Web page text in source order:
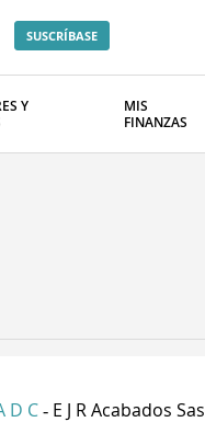
SUSCRÍBASE
Y
MIS
FINANZAS
D C - E J R Acabados Sas